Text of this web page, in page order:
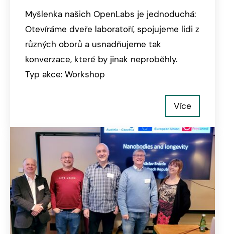
Myšlenka našich OpenLabs je jednoduchá:
Otevíráme dveře laboratoří, spojujeme lidi z
různých oborů a usnadňujeme tak
konverzace, které by jinak neproběhly.
Typ akce: Workshop
Více